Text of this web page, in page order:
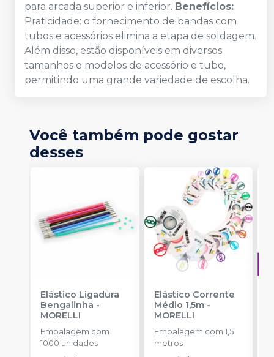
para arcada superior e inferior. Benefícios:
Praticidade: o fornecimento de bandas com
tubos e acessórios elimina a etapa de soldagem.
Além disso, estão disponíveis em diversos
tamanhos e modelos de acessório e tubo,
permitindo uma grande variedade de escolha.
Você também pode gostar
desses
Elástico Ligadura
Bengalinha -
MORELLI
Embalagem com
1000 unidades
Elástico Corrente
Médio 1,5m-
MORELLI
Embalagem com 1,5
metros